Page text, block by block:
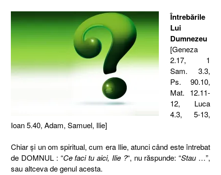
Întrebările
Lui
Dumnezeu
[Geneza
2.17, 1
Sam. 3.3,
Ps. 90.10,
Mat. 12.11-
12, Luca
4.3, 5-13,
Ioan 5.40, Adam, Samuel, Ilie]
Chiar şi un om spiritual, cum era Ilie, atunci când este întrebat
de DOMNUL : “Ce faci tu aici, Ilie ?“, nu răspunde: “Stau …”,
sau altceva de genul acesta.